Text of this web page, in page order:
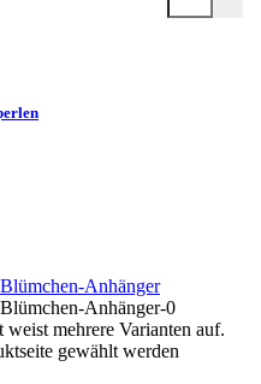
weist mehrere Varianten auf.
gewählt werden